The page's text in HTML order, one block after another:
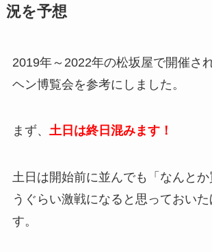
況を予想
2019年～2022年の松坂屋で開催さ
ヘン博覧会を参考にしました。
まず、 土日は終日混みます！
土日は開始前に並んでも「なんと
うぐらい激戦になると思っておい
す。